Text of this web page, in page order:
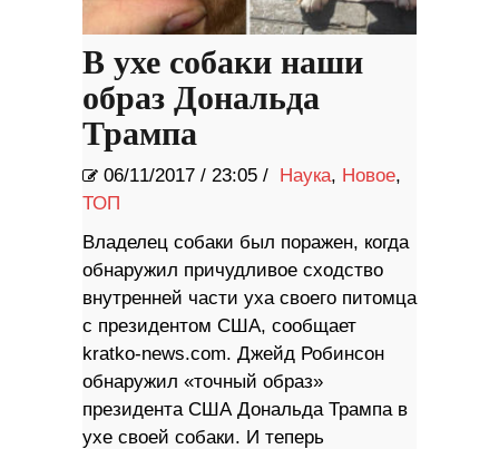
В ухе собаки наши
образ Дональда
Трампа
06/11/2017 / 23:05 / Наука, Новое,
ТОП
Владелец собаки был поражен, когда
обнаружил причудливое сходство
внутренней части уха своего питомца
с президентом США, сообщает
kratko-news.com. Джейд Робинсон
обнаружил «точный образ»
президента США Дональда Трампа в
ухе своей собаки. И теперь